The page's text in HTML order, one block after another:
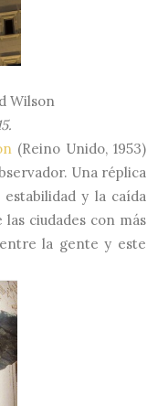
Wilson
(Reino Unido, 1953)
Una réplica
y la caída
ciudades con más
la gente y este